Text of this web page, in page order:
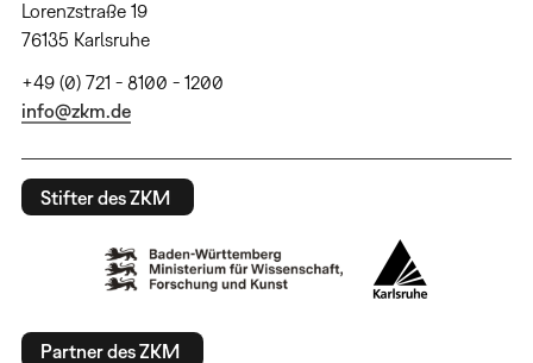
Lorenzstraße 19
76135 Karlsruhe
+49 (0) 721 - 8100 - 1200
info@zkm.de
Stifter des ZKM
Partner des ZKM